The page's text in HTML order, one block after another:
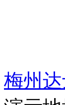
梅州